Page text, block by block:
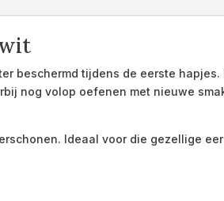
beschermd tijdens de eerste hapjes.
nog volop oefenen met nieuwe
Ideaal voor die gezellige